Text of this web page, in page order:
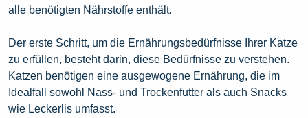
alle benötigten Nährstoffe enthält.
Der erste Schritt, um die Ernährungsbedürfnisse Ihrer Katze
zu erfüllen, besteht darin, diese Bedürfnisse zu verstehen.
Katzen benötigen eine ausgewogene Ernährung, die im
Idealfall sowohl Nass- und Trockenfutter als auch Snacks
wie Leckerlis umfasst.